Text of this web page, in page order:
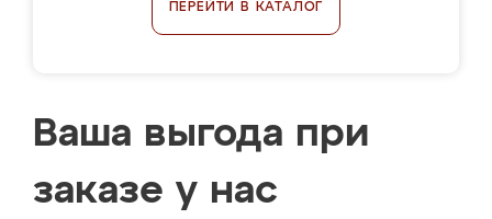
ПЕРЕЙТИ В КАТАЛОГ
Ваша выгода при
заказе у нас